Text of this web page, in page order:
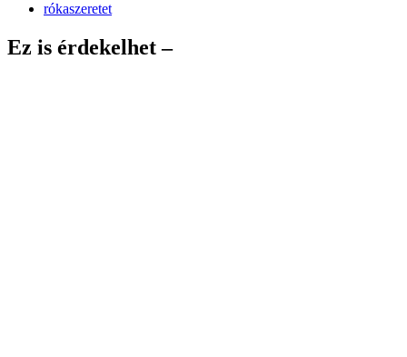
rókaszeretet
Ez is érdekelhet –